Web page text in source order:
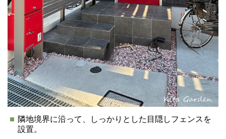
隣地境界に沿って、しっかりとした目隠しフェンスを
設置。